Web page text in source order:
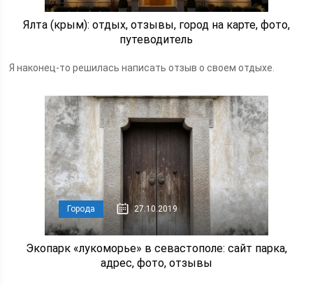
Ялта (крым): отдых, отзывы, город на карте, фото,
путеводитель
Я наконец-то решилась написать отзыв о своем отдыхе.
Города 27.10.2019
Экопарк «лукоморье» в севастополе: сайт парка,
адрес, фото, отзывы